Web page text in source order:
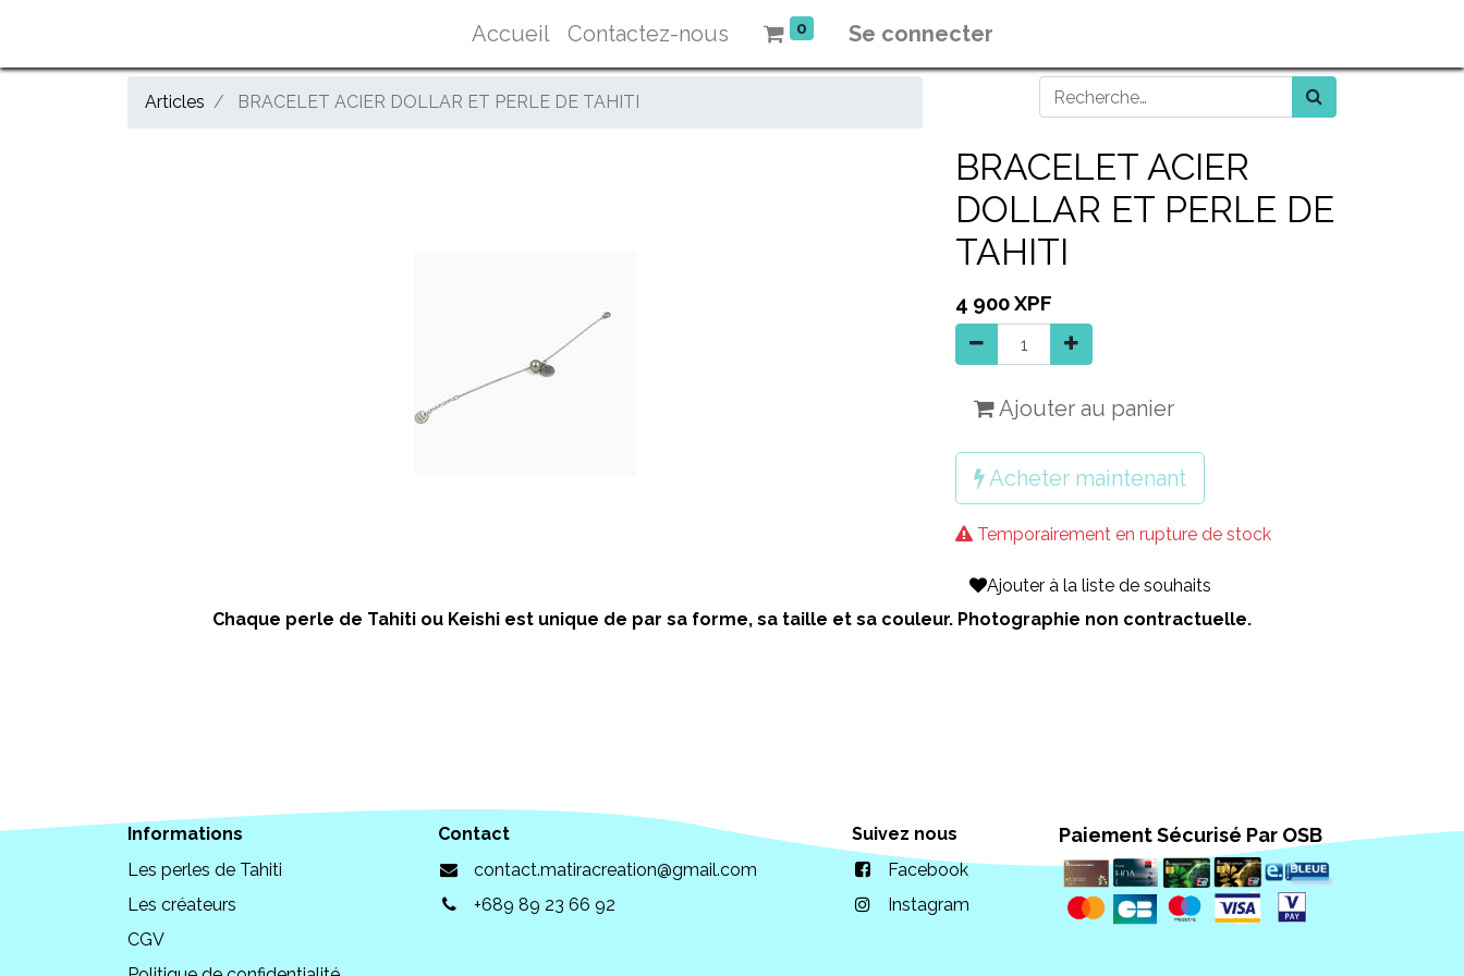
Accueil Contactez-nous 0 Se connecter
Articles BRACELET ACIER DOLLAR ET PERLE DE TAHITI
BRACELET ACIER
DOLLAR ET PERLE DE
TAHITI
4 900XPF
Ajouter au panier
Acheter maintenant
Temporairement en rupture de stock
Ajouter à la liste de souhaits
Chaque perle de Tahiti ou Keishi est unique de par sa forme, sa taille et sa couleur. Photographie non contractuelle.
Informations
Les perles de Tahiti
Les créateurs
CGV
Contact
contact.matiracreation@gmail.com
+689 89 23 66 92
Suivez nous
Facebook
Instagram
Paiement Sécurisé Par OSB